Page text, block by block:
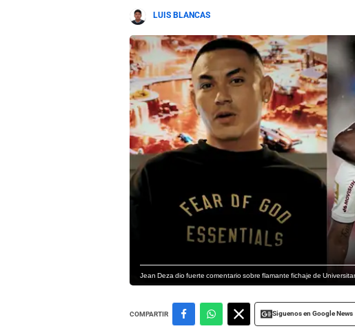
LUIS BLANCAS
Jean Deza dio fuerte comentario sobre flamante fichaje de
COMPARTIR Siguenos en Google News